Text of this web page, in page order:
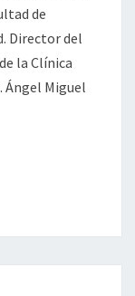
de
Director del
la Clínica
Ángel Miguel